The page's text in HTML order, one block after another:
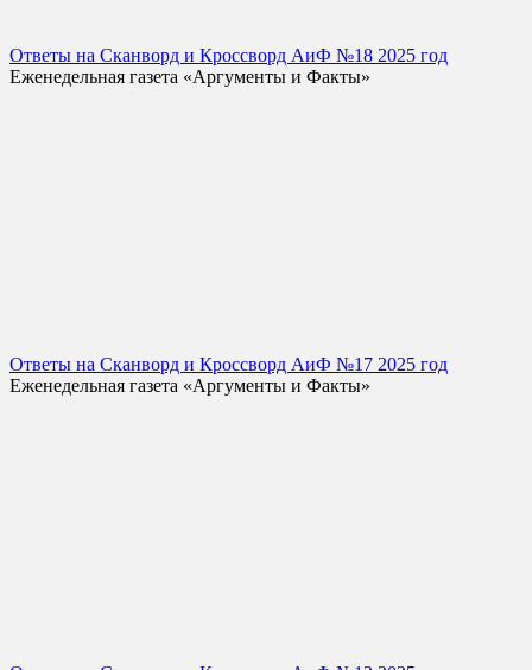
Ответы на Сканворд и Кроссворд АиФ №18 2025 год
Еженедельная газета «Аргументы и Факты»
Ответы на Сканворд и Кроссворд АиФ №17 2025 год
Еженедельная газета «Аргументы и Факты»